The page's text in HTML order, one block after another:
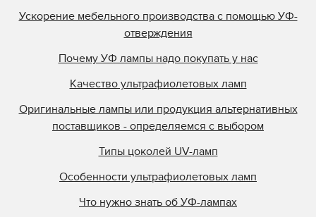
Ускорение мебельного производства с помощью УФ-
отверждения
Почему УФ лампы надо покупать у нас
Качество ультрафиолетовых ламп
Оригинальные лампы или продукция альтернативных
поставщиков - определяемся с выбором
Типы цоколей UV-ламп
Особенности ультрафиолетовых ламп
Что нужно знать об УФ-лампах